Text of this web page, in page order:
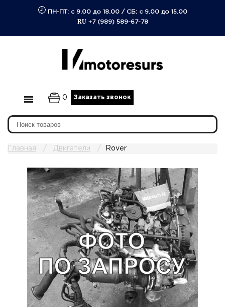
ПН-ПТ: с 9.00 до 18.00/ СБ: с 9.00 до 15.00
RU +7 (989) 589-67-78
0 Заказать звонок
Главная Двигатели Rover